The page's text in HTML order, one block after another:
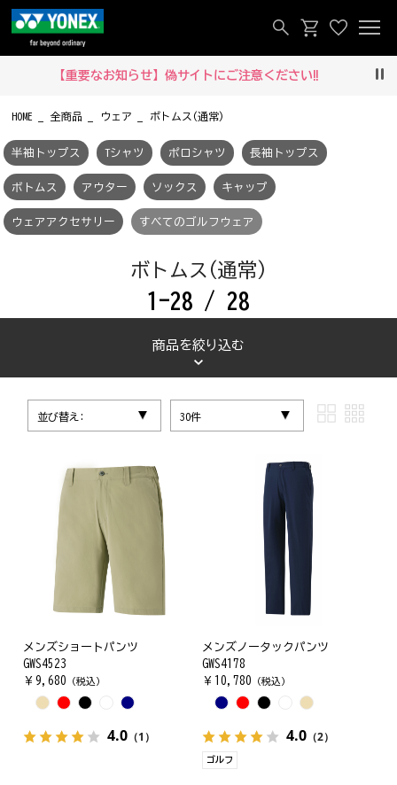
【重要なお知らせ】偽サイトにご注意ください‼
HOME 全商品 ウェア ボトムス(通常)
半袖トップス Tシャツ ポロシャツ 長袖トップス
ボトムス アウター ソックス キャップ
ウェアアクセサリー すべてのゴルフウェア
ボトムス(通常)
1-28 / 28
商品を絞り込む
並び替え: 30件
メンズショートパンツ
GWS4523
￥ 9,680 （税込）
4.0 （1）
メンズノータックパンツ
GWS4178
￥ 10,780 （税込）
4.0（2）
ゴルフ